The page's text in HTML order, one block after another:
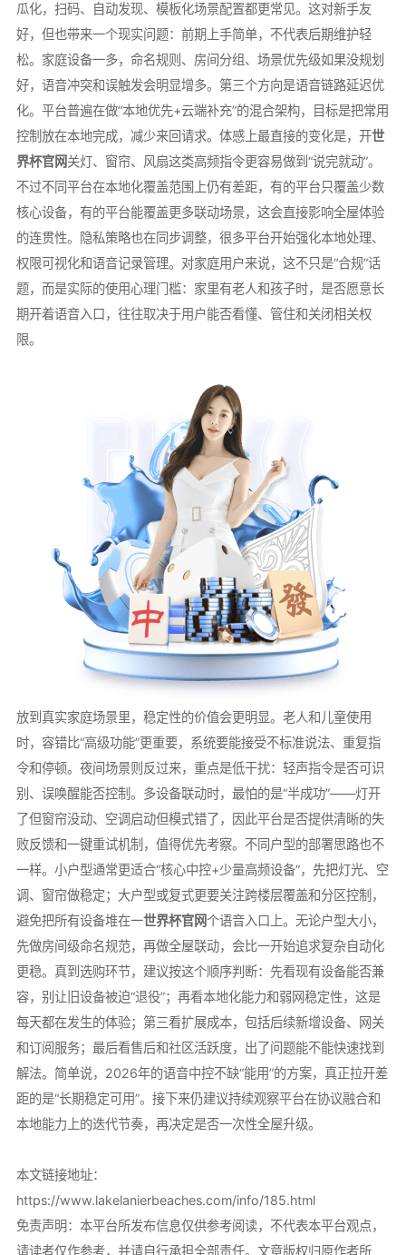
瓜化，扫码、自动发现、模板化场景配置都更常见。这对新手友
好，但也带来一个现实问题：前期上手简单，不代表后期维护轻
松。家庭设备一多，命名规则、房间分组、场景优先级如果没规划
好，语音冲突和误触发会明显增多。第三个方向是语音链路延迟优
化。平台普遍在做“本地优先+云端补充”的混合架构，目标是把常用
控制放在本地完成，减少来回请求。体感上最直接的变化是，开世
界杯官网关灯、窗帘、风扇这类高频指令更容易做到“说完就动”。
不过不同平台在本地化覆盖范围上仍有差距，有的平台只覆盖少数
核心设备，有的平台能覆盖更多联动场景，这会直接影响全屋体验
的连贯性。隐私策略也在同步调整，很多平台开始强化本地处理、
权限可视化和语音记录管理。对家庭用户来说，这不只是“合规”话
题，而是实际的使用心理门槛：家里有老人和孩子时，是否愿意长
期开着语音入口，往往取决于用户能否看懂、管住和关闭相关权
限。
放到真实家庭场景里，稳定性的价值会更明显。老人和儿童使用
时，容错比“高级功能”更重要，系统要能接受不标准说法、重复指
令和停顿。夜间场景则反过来，重点是低干扰：轻声指令是否可识
别、误唤醒能否控制。多设备联动时，最怕的是“半成功”——灯开
了但窗帘没动、空调启动但模式错了，因此平台是否提供清晰的失
败反馈和一键重试机制，值得优先考察。不同户型的部署思路也不
一样。小户型通常更适合“核心中控+少量高频设备”，先把灯光、空
调、窗帘做稳定；大户型或复式更要关注跨楼层覆盖和分区控制，
避免把所有设备堆在一世界杯官网个语音入口上。无论户型大小，
先做房间级命名规范，再做全屋联动，会比一开始追求复杂自动化
更稳。真到选购环节，建议按这个顺序判断：先看现有设备能否兼
容，别让旧设备被迫“退役”；再看本地化能力和弱网稳定性，这是
每天都在发生的体验；第三看扩展成本，包括后续新增设备、网关
和订阅服务；最后看售后和社区活跃度，出了问题能不能快速找到
解法。简单说，2026年的语音中控不缺“能用”的方案，真正拉开差
距的是“长期稳定可用”。接下来仍建议持续观察平台在协议融合和
本地能力上的迭代节奏，再决定是否一次性全屋升级。
本文链接地址：
https://www.lakelanierbeaches.com/info/185.html
免责声明：本平台所发布信息仅供参考阅读，不代表本平台观点，
请读者仅作参考，并请自行承担全部责任。文章版权归原作者所